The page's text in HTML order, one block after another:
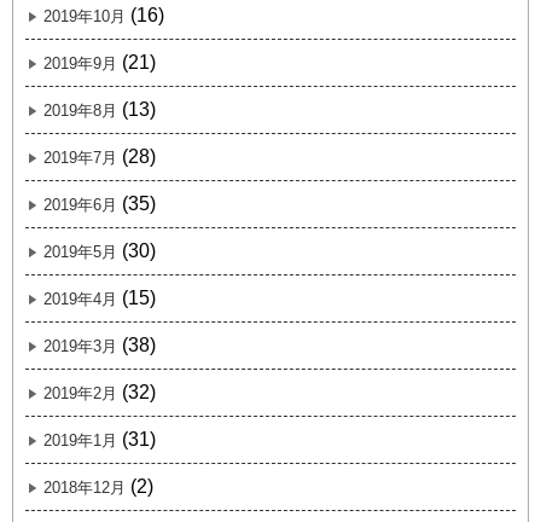
2019年10月 (16)
2019年9月 (21)
2019年8月 (13)
2019年7月 (28)
2019年6月 (35)
2019年5月 (30)
2019年4月 (15)
2019年3月 (38)
2019年2月 (32)
2019年1月 (31)
2018年12月 (2)